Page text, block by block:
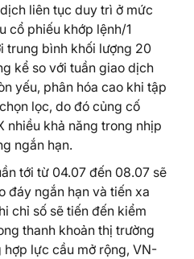
liên tục duy trì ở mức
cổ phiếu khớp lệnh/1
trung bình khối lượng 20
kể so với tuần giao dịch
yếu, phân hóa cao khi tập
lọc, do đó củng cố
nhiều khả năng trong nhịp
ngắn hạn.
tới từ 04.07 đến 08.07 sẽ
đáy ngắn hạn và tiến xa
chỉ số sẽ tiến đến kiểm
thanh khoản thị trường
hợp lực cầu mở rộng, VN-